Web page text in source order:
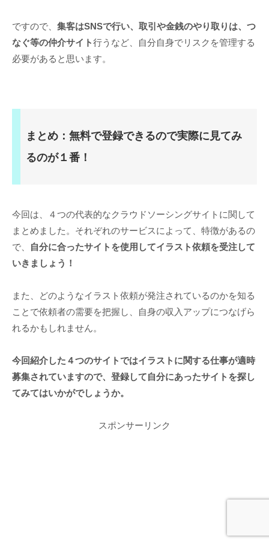
ですので、 集客はSNSで行い、取引や金銭のやり取りは、つ
なぐ等の仲介サイト行うなど、自分自身でリスクを管理する
必要があると思います。
まとめ：無料で登録できるので実際に見てみ
るのが１番！
今回は、４つの代表的なクラウドソーシングサイトに関して
まとめました。それぞれのサービスによって、特徴があるの
で、
自分に合ったサイトを使用してイラスト依頼を受注して
いきましょう！
また、どのようなイラスト依頼が発注されているのかを知る
ことで依頼者の需要を把握し、自身の収入アップにつなげら
れるかもしれません。
今回紹介した４つのサイトではイラストに関する仕事が適時
募集されていますので、登録して自分にあったサイトを探し
てみてはいかがでしょうか。
スポンサーリンク